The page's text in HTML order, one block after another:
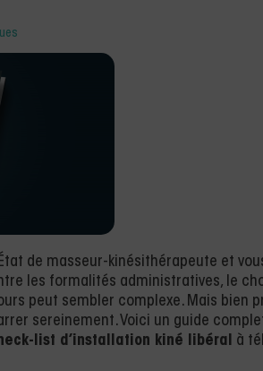
de masseur-kinésithérapeute et
les formalités administratives, le
peut sembler complexe. Mais bien
sereinement. Voici un guide
list d’installation kiné libéral à